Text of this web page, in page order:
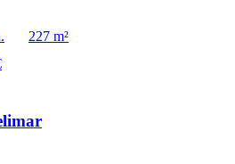
227 m²